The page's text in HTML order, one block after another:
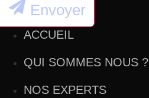
Envoyer
ACCUEIL
QUI SOMMES NOUS ?
NOS EXPERTS